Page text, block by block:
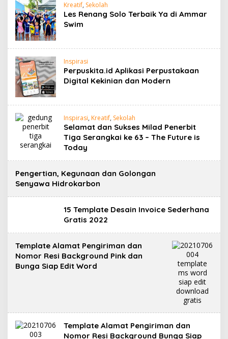
Kreatif, Sekolah
Les Renang Solo Terbaik Ya di Ammar
Swim
Inspirasi
Perpuskita.id Aplikasi Perpustakaan
Digital Kekinian dan Modern
Inspirasi, Kreatif, Sekolah
Selamat dan Sukses Milad Penerbit
Tiga Serangkai ke 63 – The Future is
Today
Pengertian, Kegunaan dan Golongan
Senyawa Hidrokarbon
15 Template Desain Invoice Sederhana
Gratis 2022
Template Alamat Pengiriman dan
Nomor Resi Background Pink dan
Bunga Siap Edit Word
Template Alamat Pengiriman dan
Nomor Resi Background Bunga Siap